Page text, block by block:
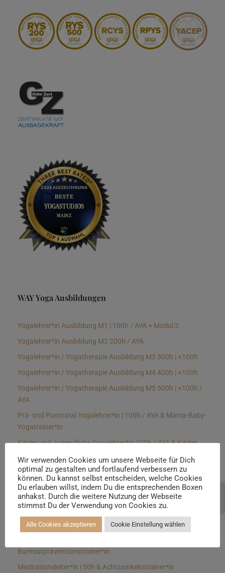
WAY Yoga Ausbildungen
Yogalehrer*in Ausbildung M1 | 100h / AYA + Modul 2
Yogalehrer*in Ausbildung M2 200h / AYA
Yogalehrer*in / Yogatherapie Ausbildung M3 300h | +100h
Yogalehrer*in / Yogatherapie Ausbildung M4 400h | +100h
Yogalehrer*in / Yogatherapie Ausbildung M5 500h | +100h /
AYA
Prä- und Postnatal Yogalehrer*in | 100h / AYA & Mama-Baby-
Yogatrainer*in
Kinder und Jugendliche Yogalehrer*in 100h / AYA & Kinder
Yin Yogalehrer*in | 100 h & Faszientrainer*in
Hormon Yogalehrer*in / Yogatherapeut*in &
Stressmanagementtrainer*in | 70h
Longevitytrainer*in
Burnoutpräventionstrainer*in
Meditationsleiter*in | 50h & Achtsamkeitstrainer*in
Wir verwenden Cookies um unsere Webseite für Dich
optimal zu gestalten und fortlaufend verbessern zu
können. Du kannst selbst entscheiden, welche Cookies
Du erlauben willst, indem Du die entsprechenden Boxen
anhakst. Durch die weitere Nutzung der Webseite
stimmst Du der Verwendung von Cookies zu.
Alle Cookies akzeptieren Cookie Einstellung wählen
Beratung buchen